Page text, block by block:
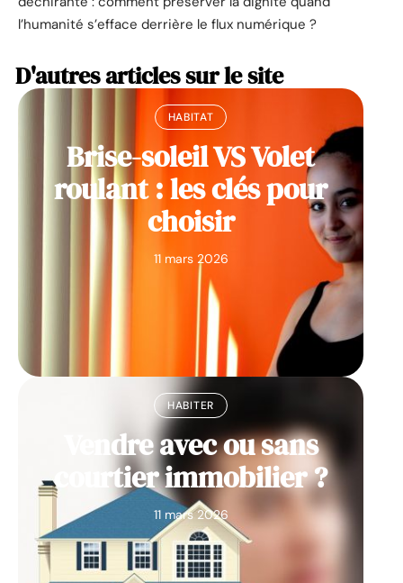
l’humanité s’efface derrière le flux numérique ?
D'autres articles sur le site
HABITAT
Brise-soleil VS Volet
roulant : les clés pour
choisir
11 mars 2026
HABITER
Vendre avec ou sans
courtier immobilier ?
11 mars 2026